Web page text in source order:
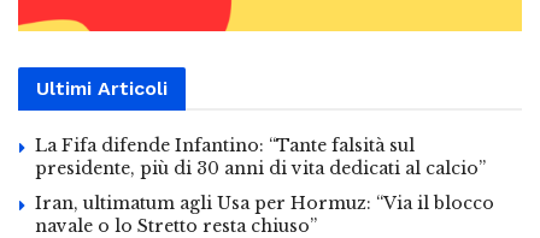
Ultimi Articoli
La Fifa difende Infantino: “Tante falsità sul
presidente, più di 30 anni di vita dedicati al calcio”
Iran, ultimatum agli Usa per Hormuz: “Via il blocco
navale o lo Stretto resta chiuso”